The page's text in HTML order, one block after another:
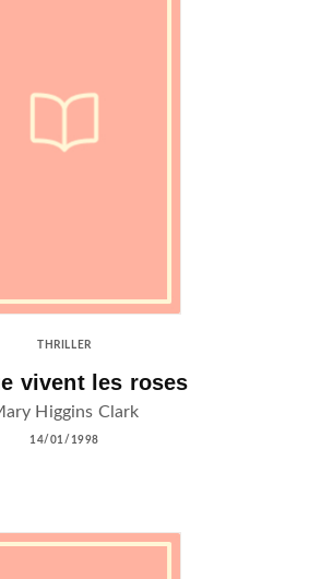
THRILLER
vivent les roses
Higgins Clark
14/01/1998